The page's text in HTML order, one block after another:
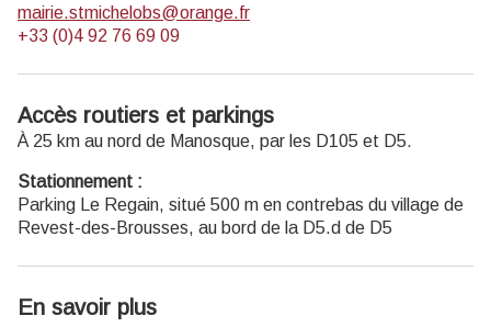
mairie.stmichelobs@orange.fr
+33 (0)4 92 76 69 09
Accès routiers et parkings
À 25 km au nord de Manosque, par les D105 et D5.
Stationnement :
Parking Le Regain, situé 500 m en contrebas du village de
Revest-des-Brousses, au bord de la D5.d de D5
En savoir plus